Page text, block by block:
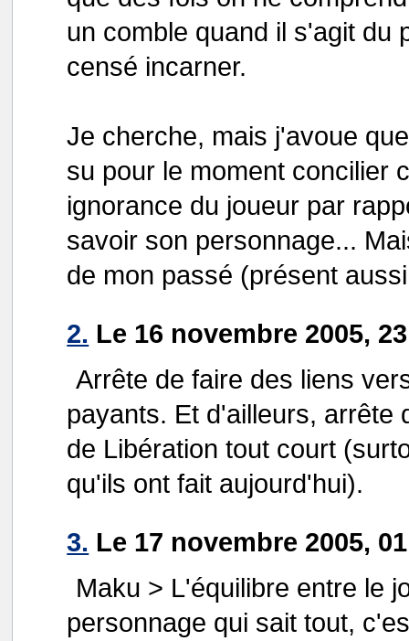
un comble quand il s'agit du
censé incarner.
Je cherche, mais j'avoue
su pour le moment concilier
ignorance du joueur par
savoir son personnage...
de mon passé (présent
2. Le 16 novembre 2005,
Arrête de faire des liens
payants. Et d'ailleurs, arrête
de Libération tout court
qu'ils ont fait aujourd'hui).
3. Le 17 novembre 2005,
Maku > L'équilibre entre le
personnage qui sait tout,